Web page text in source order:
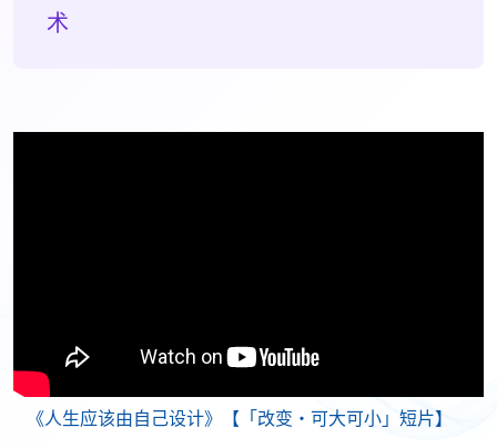
术
《人生应该由自己设计》【「改变・可大可小」短片】